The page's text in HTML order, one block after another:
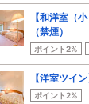
【和洋室（
（禁煙）
ポイント2%
【洋室ツイ
ポイント2%